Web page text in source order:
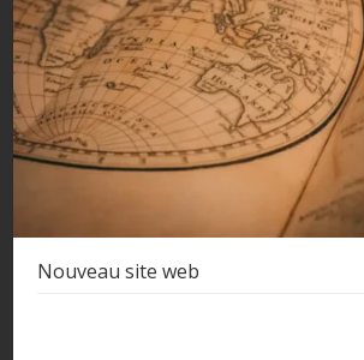
Nouveau site web